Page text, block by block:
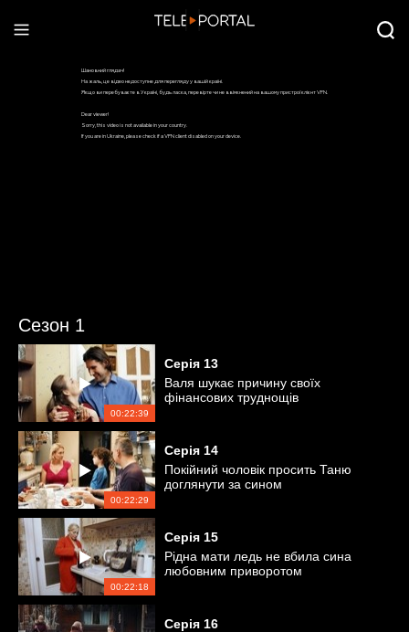
Сезон 1
00:22:39
Серія 13
Валя шукає причину своїх
фінансових труднощів
00:22:29
Серія 14
Покійний чоловік просить Таню
доглянути за сином
00:22:18
Серія 15
Рідна мати ледь не вбила сина
любовним приворотом
Серія 16